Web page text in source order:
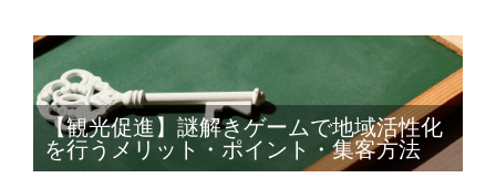
【観光促進】謎解きゲームで地域活性化
を行うメリット・ポイント・集客方法